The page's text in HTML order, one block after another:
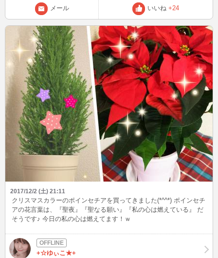
メール いいね +24
2017/12/2 (土) 21:11
クリスマスカラーのポインセチアを買ってきました(*^^*) ポインセチ
アの花言葉は、『聖夜』『聖なる願い』『私の心は燃えている』 だ
そうです♪ 今日の私の心は燃えてます！ｗ
+☆ゆぃこ★+